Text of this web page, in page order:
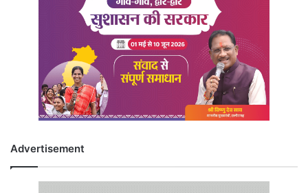
Advertisement